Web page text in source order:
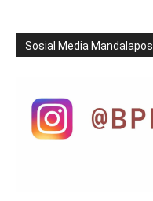
Sosial Media Mandalapos